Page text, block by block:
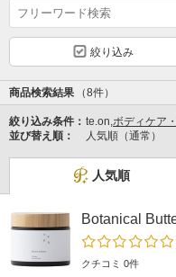
絞り込み
商品検索結果 （8件）
絞り込み条件： te.on,ボディケア
並び替え順：
人気順（通常）
人気順
Botanical
クチコミ 0件